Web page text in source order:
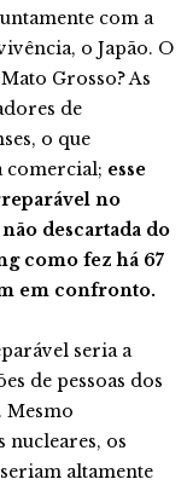
com a
o Japão. O
Grosso? As
de
o que
comercial; esse
no
descartada do
como fez há 67
em confronto.
seria a
de pessoas dos
Mesmo
nucleares, os
altamente